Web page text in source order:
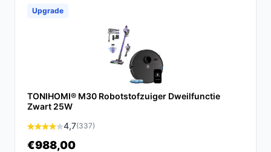
De Roborock Saros 10 is een uitstekende keuze voor
iedereen die een effectieve en slimme oplossing zoekt
voor het schoonmaken van hun huis. Met zijn krachtige
functies en gebruiksvriendelijke ontwerp, is het een
betrouwbare partner in het huishouden.
Ontdek alle specificaties en vergelijk prijzen op
besterobotstofzuiger.nl. Kies bewust wat perfect past
bij jouw behoeften!
Upgrade
TONIHOMI® M30 Robotstofzuiger Dweilfunctie
Zwart 25W
4,7(337)
€988,00